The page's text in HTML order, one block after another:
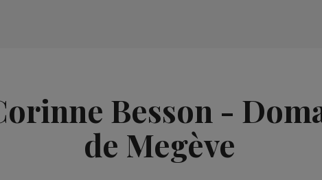
Besson -
de Megève